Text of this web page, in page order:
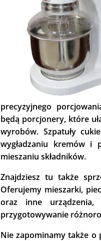
precyzyjnego
będą porcjonery, które
wyrobów. Szpatuły
wygładzaniu kremów i
mieszaniu składników.
Znajdziesz tu także
Oferujemy mieszarki,
oraz inne
przygotowywanie
Nie zapominamy także o